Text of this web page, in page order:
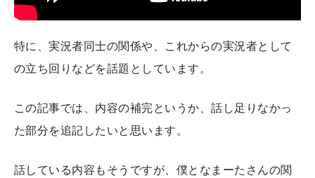
特に、実況者同士の関係や、これからの実況者として
の立ち回りなどを話題としています。
この記事では、内容の補完というか、話し足りなかっ
た部分を追記したいと思います。
話している内容もそうですが、僕となまーたさんの関